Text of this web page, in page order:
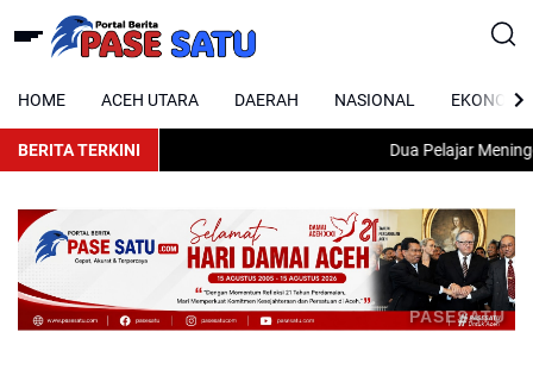
HOME ACEH UTARA DAERAH NASIONAL EKONOMI
BERITA TERKINI Dua Pelajar
PASESATU